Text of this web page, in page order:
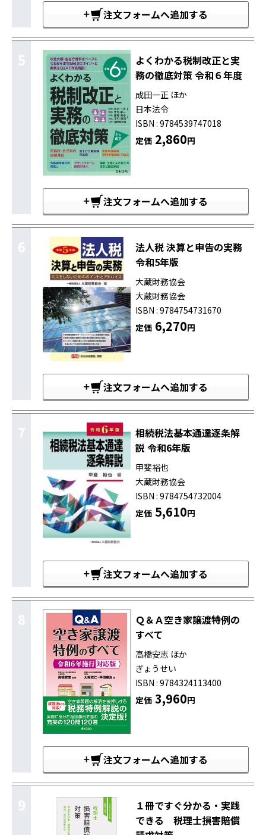
注文フォームへ追加する
5
よくわかる税制改正と実
務の徹底対策 令和６年度
成田一正 ほか
日本法令
ISBN : 9784539747018
定価2,860円
注文フォームへ追加する
6
法人税 決算と申告の実務
令和5年版
大蔵財務協会
大蔵財務協会
ISBN : 9784754731670
定価6,270円
注文フォームへ追加する
7
相続税法基本通達逐条解
説 令和6年版
甲斐裕也
大蔵財務協会
ISBN : 9784754732004
定価5,610円
注文フォームへ追加する
8
Ｑ＆Ａ空き家譲渡特例の
すべて
高橋安志 ほか
ぎょうせい
ISBN : 9784324113400
定価3,960円
注文フォームへ追加する
9
１冊ですぐ分かる・実践
できる 税理士損害賠償